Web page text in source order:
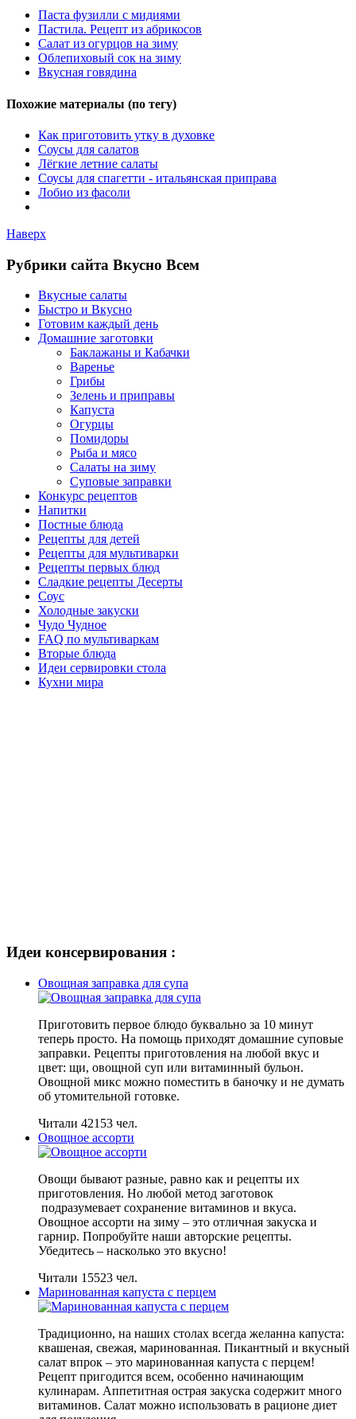
Паста фузилли с мидиями
Пастила. Рецепт из абрикосов
Салат из огурцов на зиму
Облепиховый сок на зиму
Вкусная говядина
Похожие материалы (по тегу)
Как приготовить утку в духовке
Соусы для салатов
Лёгкие летние салаты
Соусы для спагетти - итальянская приправа
Лобио из фасоли
Наверх
Рубрики сайта Вкусно Всем
Вкусные салаты
Быстро и Вкусно
Готовим каждый день
Домашние заготовки
Баклажаны и Кабачки
Варенье
Грибы
Зелень и приправы
Капуста
Огурцы
Помидоры
Рыба и мясо
Салаты на зиму
Суповые заправки
Конкурс рецептов
Напитки
Постные блюда
Рецепты для детей
Рецепты для мультиварки
Рецепты первых блюд
Сладкие рецепты Десерты
Соус
Холодные закуски
Чудо Чудное
FAQ по мультиваркам
Вторые блюда
Идеи сервировки стола
Кухни мира
Идеи консервирования :
Овощная заправка для супа
Приготовить первое блюдо буквально за 10 минут
теперь просто. На помощь приходят домашние суповые
заправки. Рецепты приготовления на любой вкус и
цвет: щи, овощной суп или витаминный бульон.
Овощной микс можно поместить в баночку и не думать
об утомительной готовке.
Читали 42153 чел.
Овощное ассорти
Овощи бывают разные, равно как и рецепты их
приготовления. Но любой метод заготовок
подразумевает сохранение витаминов и вкуса.
Овощное ассорти на зиму – это отличная закуска и
гарнир. Попробуйте наши авторские рецепты.
Убедитесь – насколько это вкусно!
Читали 15523 чел.
Маринованная капуста с перцем
Традиционно, на наших столах всегда желанна капуста:
квашеная, свежая, маринованная. Пикантный и вкусный
салат впрок – это маринованная капуста с перцем!
Рецепт пригодится всем, особенно начинающим
кулинарам. Аппетитная острая закуска содержит много
витаминов. Салат можно использовать в рационе диет